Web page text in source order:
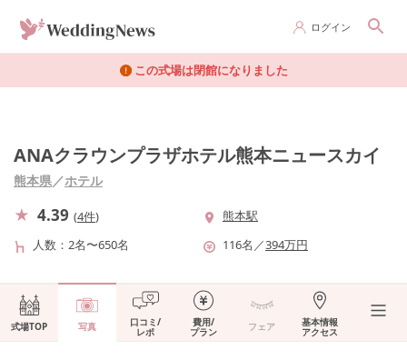
ログイン
この式場は閉館になりました
ANAクラウンプラザホテル熊本ニュースカイ
熊本県／ホテル
4.39 (4件)
熊本駅
人数
2名〜650名 116名 ／394万円
式場TOP 写真 口コミ/
レポ
費用/
プラン フェア 基本情報
アクセス